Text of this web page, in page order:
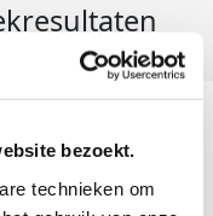
bezoekt.
technieken om